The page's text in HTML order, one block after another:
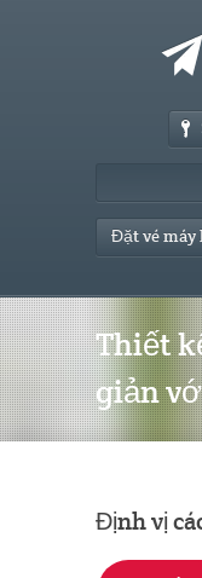
Đặt vé máy
Thiết
giản
Định vị